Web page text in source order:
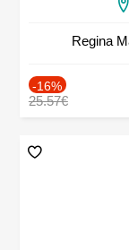
Regina
-16%
25.57€